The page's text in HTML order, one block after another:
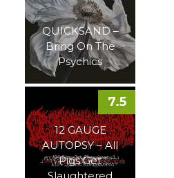
QUICKSAND –
Bring On The
Psychics
12 GAUGE
AUTOPSY – All
Pigs Get
7.5